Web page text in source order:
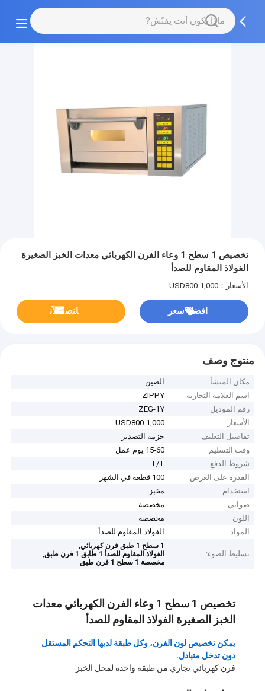
تخصيص 1 سطح 1 وعاء الفرن الكهربائي معدات الخبز الصغيرة
الفولاذ المقاوم للصدأ
الأسعار：USD800-1,000
افضل سعر ﺎﺘﺼﻟ ﺍﻶﻧ
منتوج وصف
مكان المنشأ
الصين
اسم العلامة التجارية
ZIPPY
رقم الموديل
ZEG-1Y
الأسعار
USD800-1,000
تفاصيل التغليف
حزمة التصدير
وقت التسليم
15-60 يوم عمل
شروط الدفع
T/T
القدرة على العرض
100 قطعة في الشهر
استخدام
مخبز
صواني
مخصصة
اللون
مخصصة
المواد
الفولاذ المقاوم للصدأ
تسليط الضوء:
1 سطح 1 طبق فرن كهربائي ,
الفولاذ المقاوم للصدأ 1 طابق 1 فرن طبق ,
مخصصة 1 سطح 1 فرن طبق
تخصيص 1 سطح 1 وعاء الفرن الكهربائي معدات
الخبز الصغيرة الفولاذ المقاوم للصدأ
يمكن تخصيص لون الفرن، وكل طبقة لديها التحكم المستقل
دون تدخل متبادل.
فرن كهربائي تجاري من طبقة واحدة لمحل الخبز